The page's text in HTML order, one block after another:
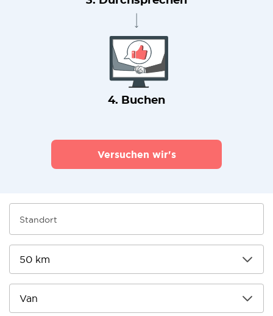
4. Buchen
Versuchen wir's